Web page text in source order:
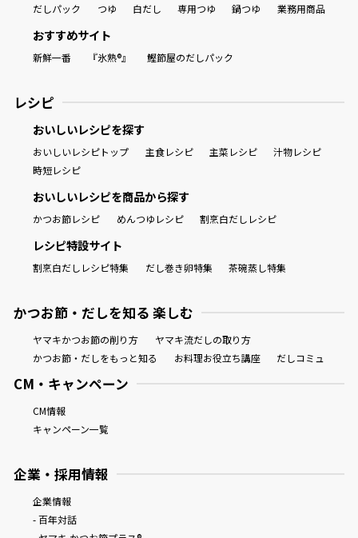
だしパック
つゆ 白だし 専用つゆ 鍋つゆ 業務用商品
おすすめサイト
新鮮一番 『氷熟®』 鰹節屋のだしパック
レシピ
おいしいレシピを探す
おいしいレシピトップ 主食レシピ 主菜レシピ
汁物レシピ
時短レシピ
おいしいレシピを商品から探す
かつお節レシピ めんつゆレシピ 割烹白だしレシピ
レシピ特設サイト
割烹白だしレシピ特集 だし巻き卵特集 茶碗蒸し特集
かつお節・だしを知る 楽しむ
ヤマキかつお節の削り方
ヤマキ流だしの取り方
かつお節・だしをもっと知る
お料理お役立ち講座 だしコミュ
CM・キャンペーン
CM情報
キャンペーン一覧
企業・採用情報
企業情報
- 百年対話